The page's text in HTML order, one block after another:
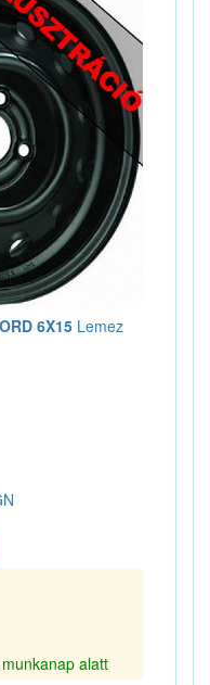
6X15 Lemez
alatt